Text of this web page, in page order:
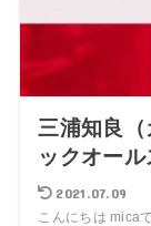
三浦知良
ックオー
2021.07.09
こんにちは mica